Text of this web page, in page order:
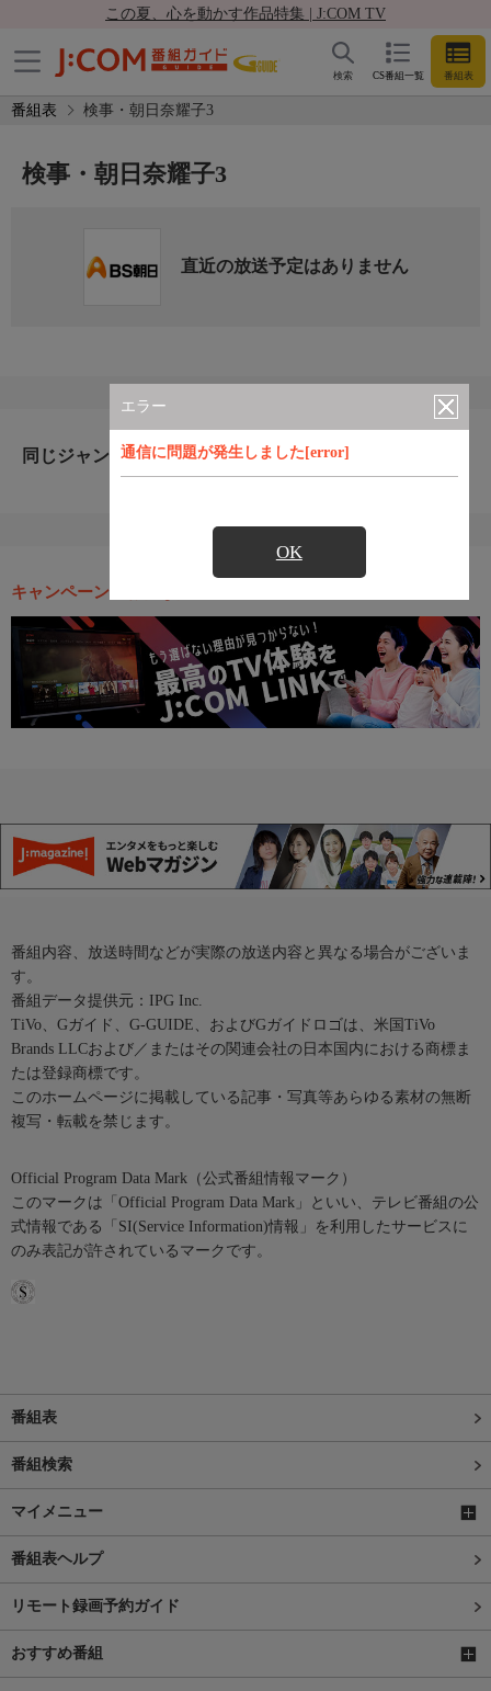
この夏、心を動かす作品特集 | J:COM TV
CS番組一覧 番組表
検索
番組表 検事・朝日奈耀子3
エラー
通信に問題が発生しました[error]
OK
検事・朝日奈耀子3
直近の放送予定はありません
同じジャンルのおすすめ番組
キャンペーン・お得な情報
番組内容、放送時間などが実際の放送内容と異なる場合がございま
す。
番組データ提供元：IPG Inc.
TiVo、Gガイド、G-GUIDE、およびGガイドロゴは、米国TiVo
Brands LLCおよび／またはその関連会社の日本国内における商標ま
たは登録商標です。
このホームページに掲載している記事・写真等あらゆる素材の無断
複写・転載を禁じます。
Official Program Data Mark（公式番組情報マーク）
このマークは「Official Program Data Mark」といい、テレビ番組の公
式情報である「SI(Service Information)情報」を利用したサービスに
のみ表記が許されているマークです。
番組表
番組検索
マイメニュー
番組表ヘルプ
リモート録画予約ガイド
おすすめ番組